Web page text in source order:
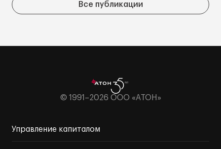
Все публикации
© 1991–2026 ООО «АТОН»
Управление капиталом